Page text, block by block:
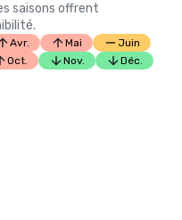
saisons offrent
Avr. Mai
Juin
Oct. Nov. Déc.